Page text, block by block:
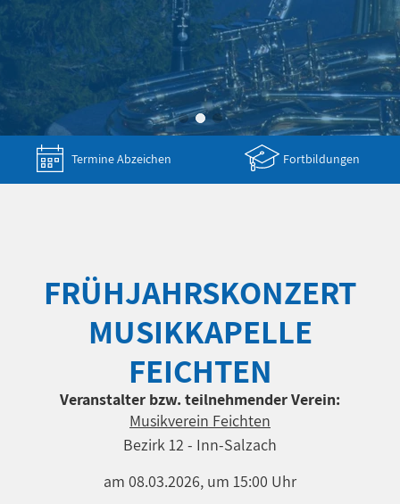
Termine Abzeichen Fortbildungen
FRÜHJAHRSKONZERT
MUSIKKAPELLE
FEICHTEN
Veranstalter bzw. teilnehmender Verein:
Musikverein Feichten
Bezirk 12 - Inn-Salzach
am 08.03.2026, um 15:00 Uhr